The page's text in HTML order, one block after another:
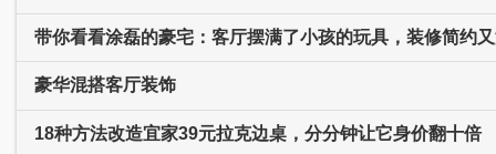
带你看看涂磊的豪宅：客厅摆满了小孩的玩具，装修简约
豪华混搭客厅装饰
18种方法改造宜家39元拉克边桌，分分钟让它身价翻十倍